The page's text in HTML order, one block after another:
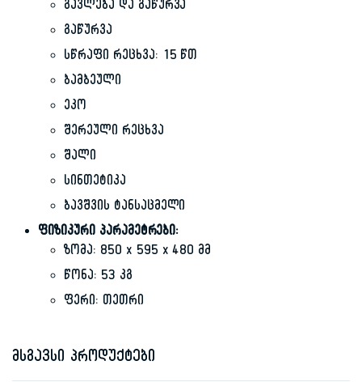
გავლება და გაწურვა
გაწურვა
სწრაფი რეცხვა: 15 წთ
ბამბეული
ეკო
შერეული რეცხვა
შალი
სინთეტიკა
ბავშვის ტანსაცმელი
ფიზიკური პარამეტრები:
ზომა: 850 x 595 x 480 მმ
წონა: 53 კგ
ფერი: თეთრი
მსგავსი პროდუქტები